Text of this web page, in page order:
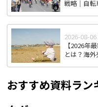
戦略｜自
2026-08-06
【2026年
とは？海
おすすめ資料ラン